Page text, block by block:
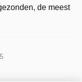
de meest